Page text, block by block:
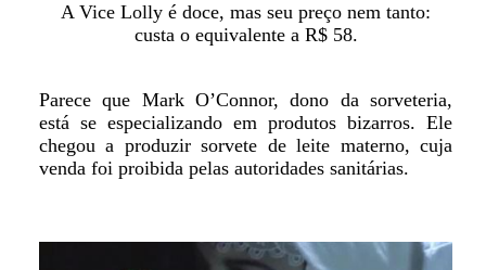
A Vice Lolly é doce, mas seu preço nem tanto:
custa o equivalente a R$ 58.
Parece que Mark O’Connor, dono da sorveteria,
está se especializando em produtos bizarros. Ele
chegou a produzir sorvete de leite materno, cuja
venda foi proibida pelas autoridades sanitárias.